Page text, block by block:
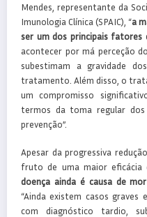
Mendes, representante da
Imunologia Clínica (SPAIC), “a
ser um dos principais fatores
acontecer por má perceção
subestimam a gravidade
tratamento. Além disso, o
um compromisso
termos da toma regular dos
prevenção”.
Apesar da progressiva
fruto de uma maior eficácia
doença ainda é causa de
“Ainda existem casos
com diagnóstico tardio,